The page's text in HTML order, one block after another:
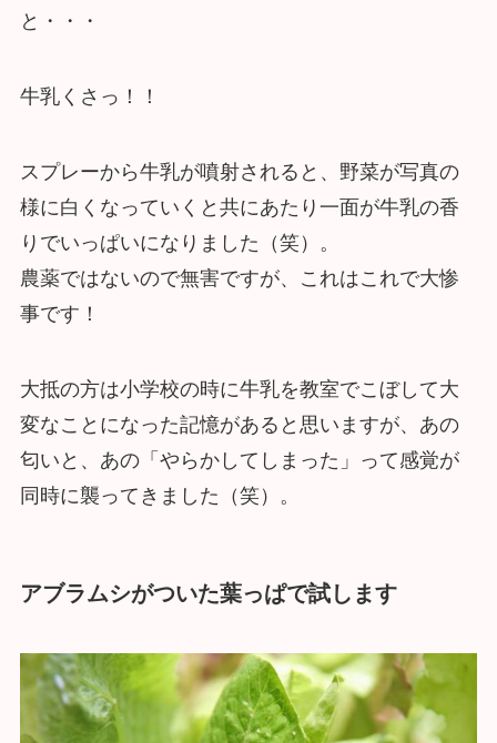
と・・・
牛乳くさっ！！
スプレーから牛乳が噴射されると、野菜が写真の
様に白くなっていくと共にあたり一面が牛乳の香
りでいっぱいになりました（笑）。
農薬ではないので無害ですが、これはこれで大惨
事です！
大抵の方は小学校の時に牛乳を教室でこぼして大
変なことになった記憶があると思いますが、あの
匂いと、あの「やらかしてしまった」って感覚が
同時に襲ってきました（笑）。
アブラムシがついた葉っぱで試します